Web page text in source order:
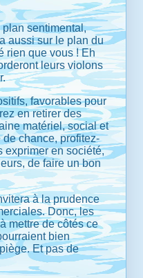
sentimental,
aussi sur le plan du
rien que vous ! Eh
leurs violons
favorables pour
en retirer des
matériel, social et
chance, profitez-
exprimer en société,
de faire un bon
à la prudence
Donc, les
mettre de côtés ce
bien
Et pas de